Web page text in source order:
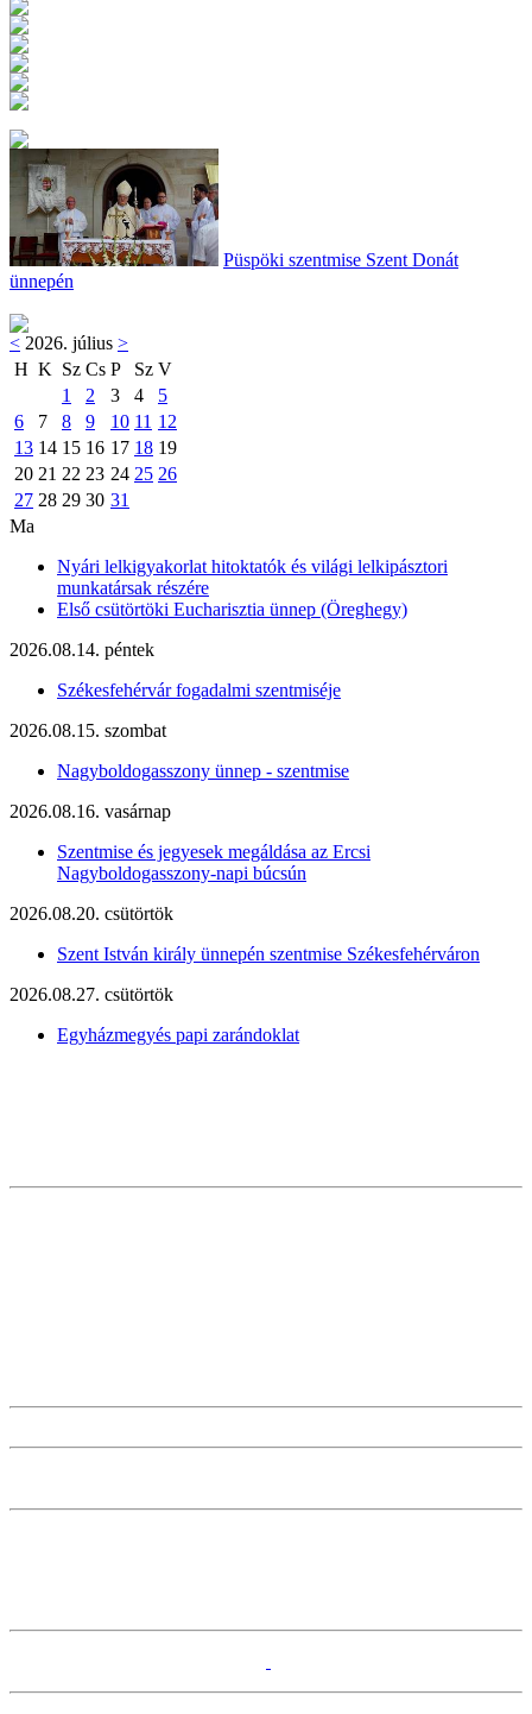
Püspöki szentmise Szent Donát
ünnepén
< 2026. július >
H K Sz Cs P Sz V
1
2 3 4
5
6
7 8 9 10 11 12
13 14 15 16 17 18 19
20 21 22 23 24 25 26
27 28 29 30 31
Ma
Nyári lelkigyakorlat hitoktatók és világi lelkipásztori
munkatársak részére
Első csütörtöki Eucharisztia ünnep (Öreghegy)
2026.08.14. péntek
Székesfehérvár fogadalmi szentmiséje
2026.08.15. szombat
Nagyboldogasszony ünnep - szentmise
2026.08.16. vasárnap
Szentmise és jegyesek megáldása az Ercsi
Nagyboldogasszony-napi búcsún
2026.08.20. csütörtök
Szent István király ünnepén szentmise Székesfehérváron
2026.08.27. csütörtök
Egyházmegyés papi zarándoklat